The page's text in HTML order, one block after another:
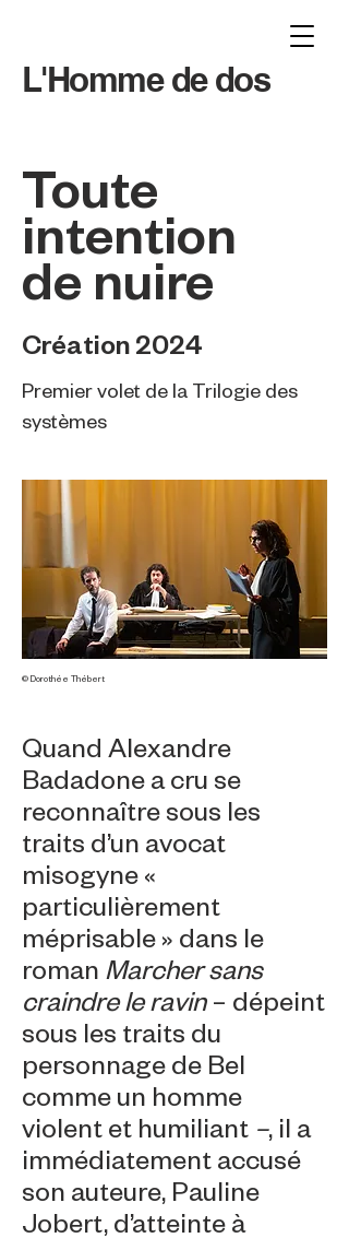
L'Homme de dos
Toute
intention
de nuire
Création 2024
Premier volet de la Trilogie des
systèmes
© Dorothée Thébert
Quand Alexandre
Badadone a cru se
reconnaître sous les
traits d’un avocat
misogyne «
particulièrement
méprisable » dans le
roman Marcher sans
craindre le ravin– dépeint
sous les traits du
personnage de Bel
comme un homme
violent et humiliant –, il a
immédiatement accusé
son auteure, Pauline
Jobert, d’atteinte à